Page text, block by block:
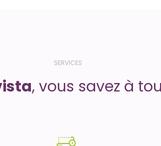
SERVICES
, vous savez à